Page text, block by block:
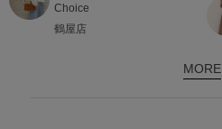
Choice
鶴屋店
MORE